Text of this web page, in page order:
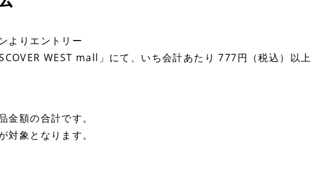
よりエントリー
WEST mall」にて、いち会計あたり 777円（税込）以上
額の合計です。
対象となります。